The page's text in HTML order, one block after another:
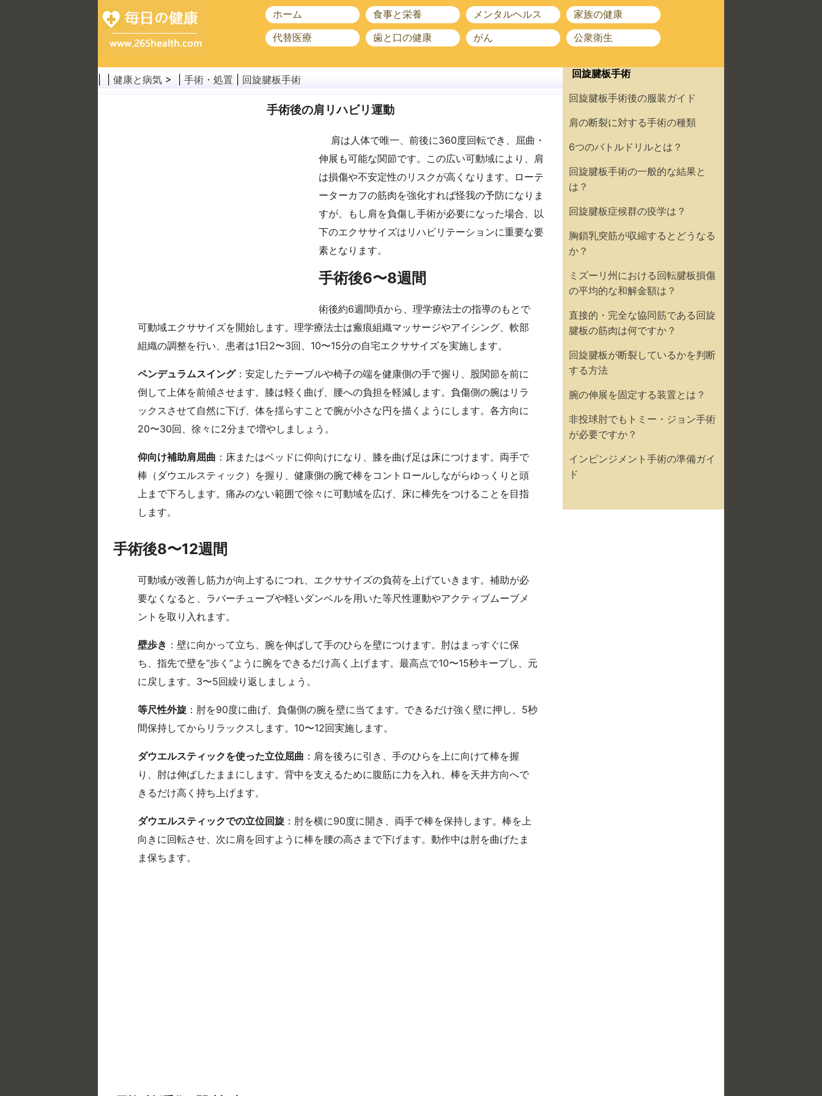
ホーム 食事と栄養 メンタルヘルス
家族の健康
代替医療
歯と口の健康 がん 公衆衛生
健康と病気 > | 手術・処置 回旋腱板手術
手術後の肩リハビリ運動
肩は人体で唯一、前後に360度回転でき、屈曲・
伸展も可能な関節です。この広い可動域により、肩
は損傷や不安定性のリスクが高くなります。ローテ
ーターカフの筋肉を強化すれば怪我の予防になりま
すが、もし肩を負傷し手術が必要になった場合、以
下のエクササイズはリハビリテーションに重要な要
素となります。
手術後6〜8週間
術後約6週間頃から、理学療法士の指導のもとで
可動域エクササイズを開始します。理学療法士は瘢痕組織マッサージやアイシング、軟部
組織の調整を行い、患者は1日2〜3回、10〜15分の自宅エクササイズを実施します。
ペンデュラムスイング：安定したテーブルや椅子の端を健康側の手で握り、股関節を前に
倒して上体を前傾させます。膝は軽く曲げ、腰への負担を軽減します。負傷側の腕はリラ
ックスさせて自然に下げ、体を揺らすことで腕が小さな円を描くようにします。各方向に
20〜30回、徐々に2分まで増やしましょう。
仰向け補助肩屈曲 ：床またはベッドに仰向けになり、膝を曲げ足は床につけます。両手で
棒（ダウエルスティック）を握り、健康側の腕で棒をコントロールしながらゆっくりと頭
上まで下ろします。痛みのない範囲で徐々に可動域を広げ、床に棒先をつけることを目指
します。
手術後8〜12週間
可動域が改善し筋力が向上するにつれ、エクササイズの負荷を上げていきます。補助が必
要なくなると、ラバーチューブや軽いダンベルを用いた等尺性運動やアクティブムーブメ
ントを取り入れます。
壁歩き ：壁に向かって立ち、腕を伸ばして手のひらを壁につけます。肘はまっすぐに保
ち、指先で壁を“歩く”ように腕をできるだけ高く上げます。最高点で10〜15秒キープし、元
に戻します。3〜5回繰り返しましょう。
等尺性外旋 ：肘を90度に曲げ、負傷側の腕を壁に当てます。できるだけ強く壁に押し、5秒
間保持してからリラックスします。10〜12回実施します。
ダウエルスティックを使った立位屈曲 ：肩を後ろに引き、手のひらを上に向けて棒を握
り、肘は伸ばしたままにします。背中を支えるために腹筋に力を入れ、棒を天井方向へで
きるだけ高く持ち上げます。
ダウエルスティックでの立位回旋 ：肘を横に90度に開き、両手で棒を保持します。棒を上
向きに回転させ、次に肩を回すように棒を腰の高さまで下げます。動作中は肘を曲げたま
ま保ちます。
回旋腱板手術
回旋腱板手術後の服装ガイド
肩の断裂に対する手術の種類
6つのバトルドリルとは？
回旋腱板手術の一般的な結果と
は？
回旋腱板症候群の疫学は？
胸鎖乳突筋が収縮するとどうなる
か？
ミズーリ州における回転腱板損傷
の平均的な和解金額は？
直接的・完全な協同筋である回旋
腱板の筋肉は何ですか？
回旋腱板が断裂しているかを判断
する方法
腕の伸展を固定する装置とは？
非投球肘でもトミー・ジョン手術
が必要ですか？
インピンジメント手術の準備ガイ
ド